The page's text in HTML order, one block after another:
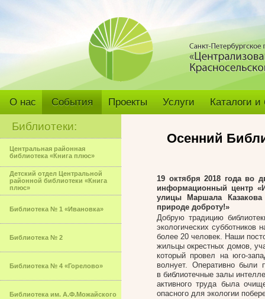
О нас События Проекты Услуги Каталоги
Библиотеки:
Центральная районная
библиотека «Книга плюс»
Детский отдел Центральной
районной библиотеки «Книга
плюс»
Библиотека № 1 «Ивановка»
Библиотека № 2
Библиотека № 4 «Горелово»
Библиотека им. А.Ф.Можайского
Осенний
19 октября 2018 годаво
информационный центр
улицы Маршала Казакова
природе доброту!»
Добрую традицию
экологических субботников
более 20 человек. Наши
жильцы окрестных домов,
который провел на юго-
волнует. Оперативно были
в библиотечные залы
активного труда была
опасного для экологии